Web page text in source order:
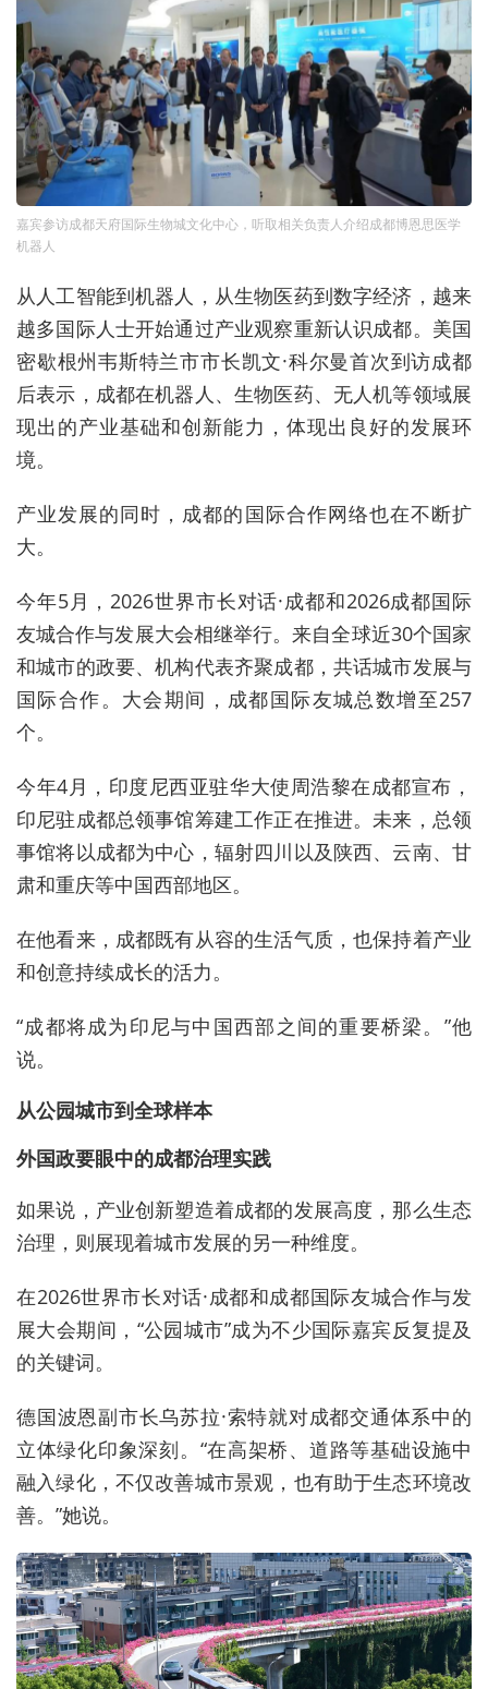
嘉宾参访成都天府国际生物城文化中心，听取相关负责人介绍成都博恩思医学
机器人
从人工智能到机器人，从生物医药到数字经济，越来
越多国际人士开始通过产业观察重新认识成都。美国
密歇根州韦斯特兰市市长凯文·科尔曼首次到访成都
后表示，成都在机器人、生物医药、无人机等领域展
现出的产业基础和创新能力，体现出良好的发展环
境。
产业发展的同时，成都的国际合作网络也在不断扩
大。
今年5月，2026世界市长对话·成都和2026成都国际
友城合作与发展大会相继举行。来自全球近30个国家
和城市的政要、机构代表齐聚成都，共话城市发展与
国际合作。大会期间，成都国际友城总数增至257
个。
今年4月，印度尼西亚驻华大使周浩黎在成都宣布，
印尼驻成都总领事馆筹建工作正在推进。未来，总领
事馆将以成都为中心，辐射四川以及陕西、云南、甘
肃和重庆等中国西部地区。
在他看来，成都既有从容的生活气质，也保持着产业
和创意持续成长的活力。
“成都将成为印尼与中国西部之间的重要桥梁。”他
说。
从公园城市到全球样本
外国政要眼中的成都治理实践
如果说，产业创新塑造着成都的发展高度，那么生态
治理，则展现着城市发展的另一种维度。
在2026世界市长对话·成都和成都国际友城合作与发
展大会期间，“公园城市”成为不少国际嘉宾反复提及
的关键词。
德国波恩副市长乌苏拉·索特就对成都交通体系中的
立体绿化印象深刻。“在高架桥、道路等基础设施中
融入绿化，不仅改善城市景观，也有助于生态环境改
善。”她说。